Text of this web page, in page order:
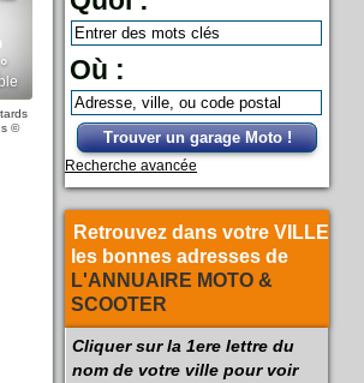
Où :
Trouver un garage Moto !
Recherche avancée
Retrouvez dans votre VILLE
les bonnes adresses de
L'ANNUAIRE MOTO &
SCOOTER
Cliquer sur la 1ere lettre du
nom de votre ville pour voir
©